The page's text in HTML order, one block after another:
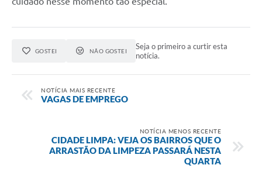
GOSTEI NÃO GOSTEI
Seja o primeiro a curtir esta
notícia.
NOTÍCIA MAIS RECENTE
VAGAS DE EMPREGO
NOTÍCIA MENOS RECENTE
CIDADE LIMPA: VEJA OS BAIRROS QUE O
ARRASTÃO DA LIMPEZA PASSARÁ NESTA
QUARTA